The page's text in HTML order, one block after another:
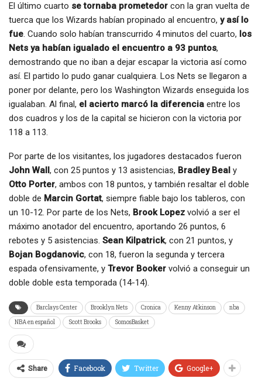
El último cuarto se tornaba prometedor con la gran vuelta de
tuerca que los Wizards habían propinado al encuentro, y así lo
fue. Cuando solo habían transcurrido 4 minutos del cuarto, los
Nets ya habían igualado el encuentro a 93 puntos,
demostrando que no iban a dejar escapar la victoria así como
así. El partido lo pudo ganar cualquiera. Los Nets se llegaron a
poner por delante, pero los Washington Wizards enseguida los
igualaban. Al final, el acierto marcó la diferencia entre los
dos cuadros y los de la capital se hicieron con la victoria por
118 a 113.
Por parte de los visitantes, los jugadores destacados fueron
John Wall , con 25 puntos y 13 asistencias, Bradley Beal y
Otto Porter, ambos con 18 puntos, y también resaltar el doble
doble de Marcin Gortat, siempre fiable bajo los tableros, con
un 10-12. Por parte de los Nets, Brook Lopez volvió a ser el
máximo anotador del encuentro, aportando 26 puntos, 6
rebotes y 5 asistencias. Sean Kilpatrick, con 21 puntos, y
Bojan Bogdanovic, con 18, fueron la segunda y tercera
espada ofensivamente, y Trevor Booker volvió a conseguir un
doble doble esta temporada (14-14).
Barclays Center Brooklyn Nets Cronica Kenny Atkinson
nba
NBA en español
Scott Brooks SomosBasket
Share Facebook Twitter Google+